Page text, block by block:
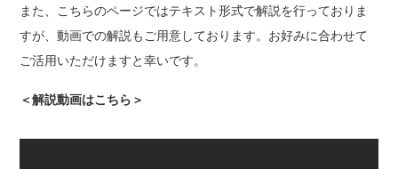
また、こちらのページではテキスト形式で解説を行っておりま
すが、動画での解説もご用意しております。お好みに合わせて
ご活用いただけますと幸いです。
＜解説動画はこちら＞